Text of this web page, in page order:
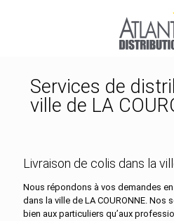
Services de
ville de LA
Livraison de colis dans la
Nous répondons à vos demandes
dans la ville de LA COURONNE. Nos
bien aux particuliers qu’aux